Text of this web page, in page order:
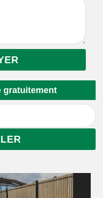
gratuitement